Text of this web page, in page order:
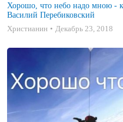
Хорошо, что небо надо мною -
Василий Перебиковский
Христианин
Декабрь 23, 2018